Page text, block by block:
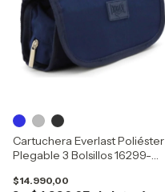
Cartuchera Everlast Poliéster
Plegable 3 Bolsillos 16299-
$14.990,00